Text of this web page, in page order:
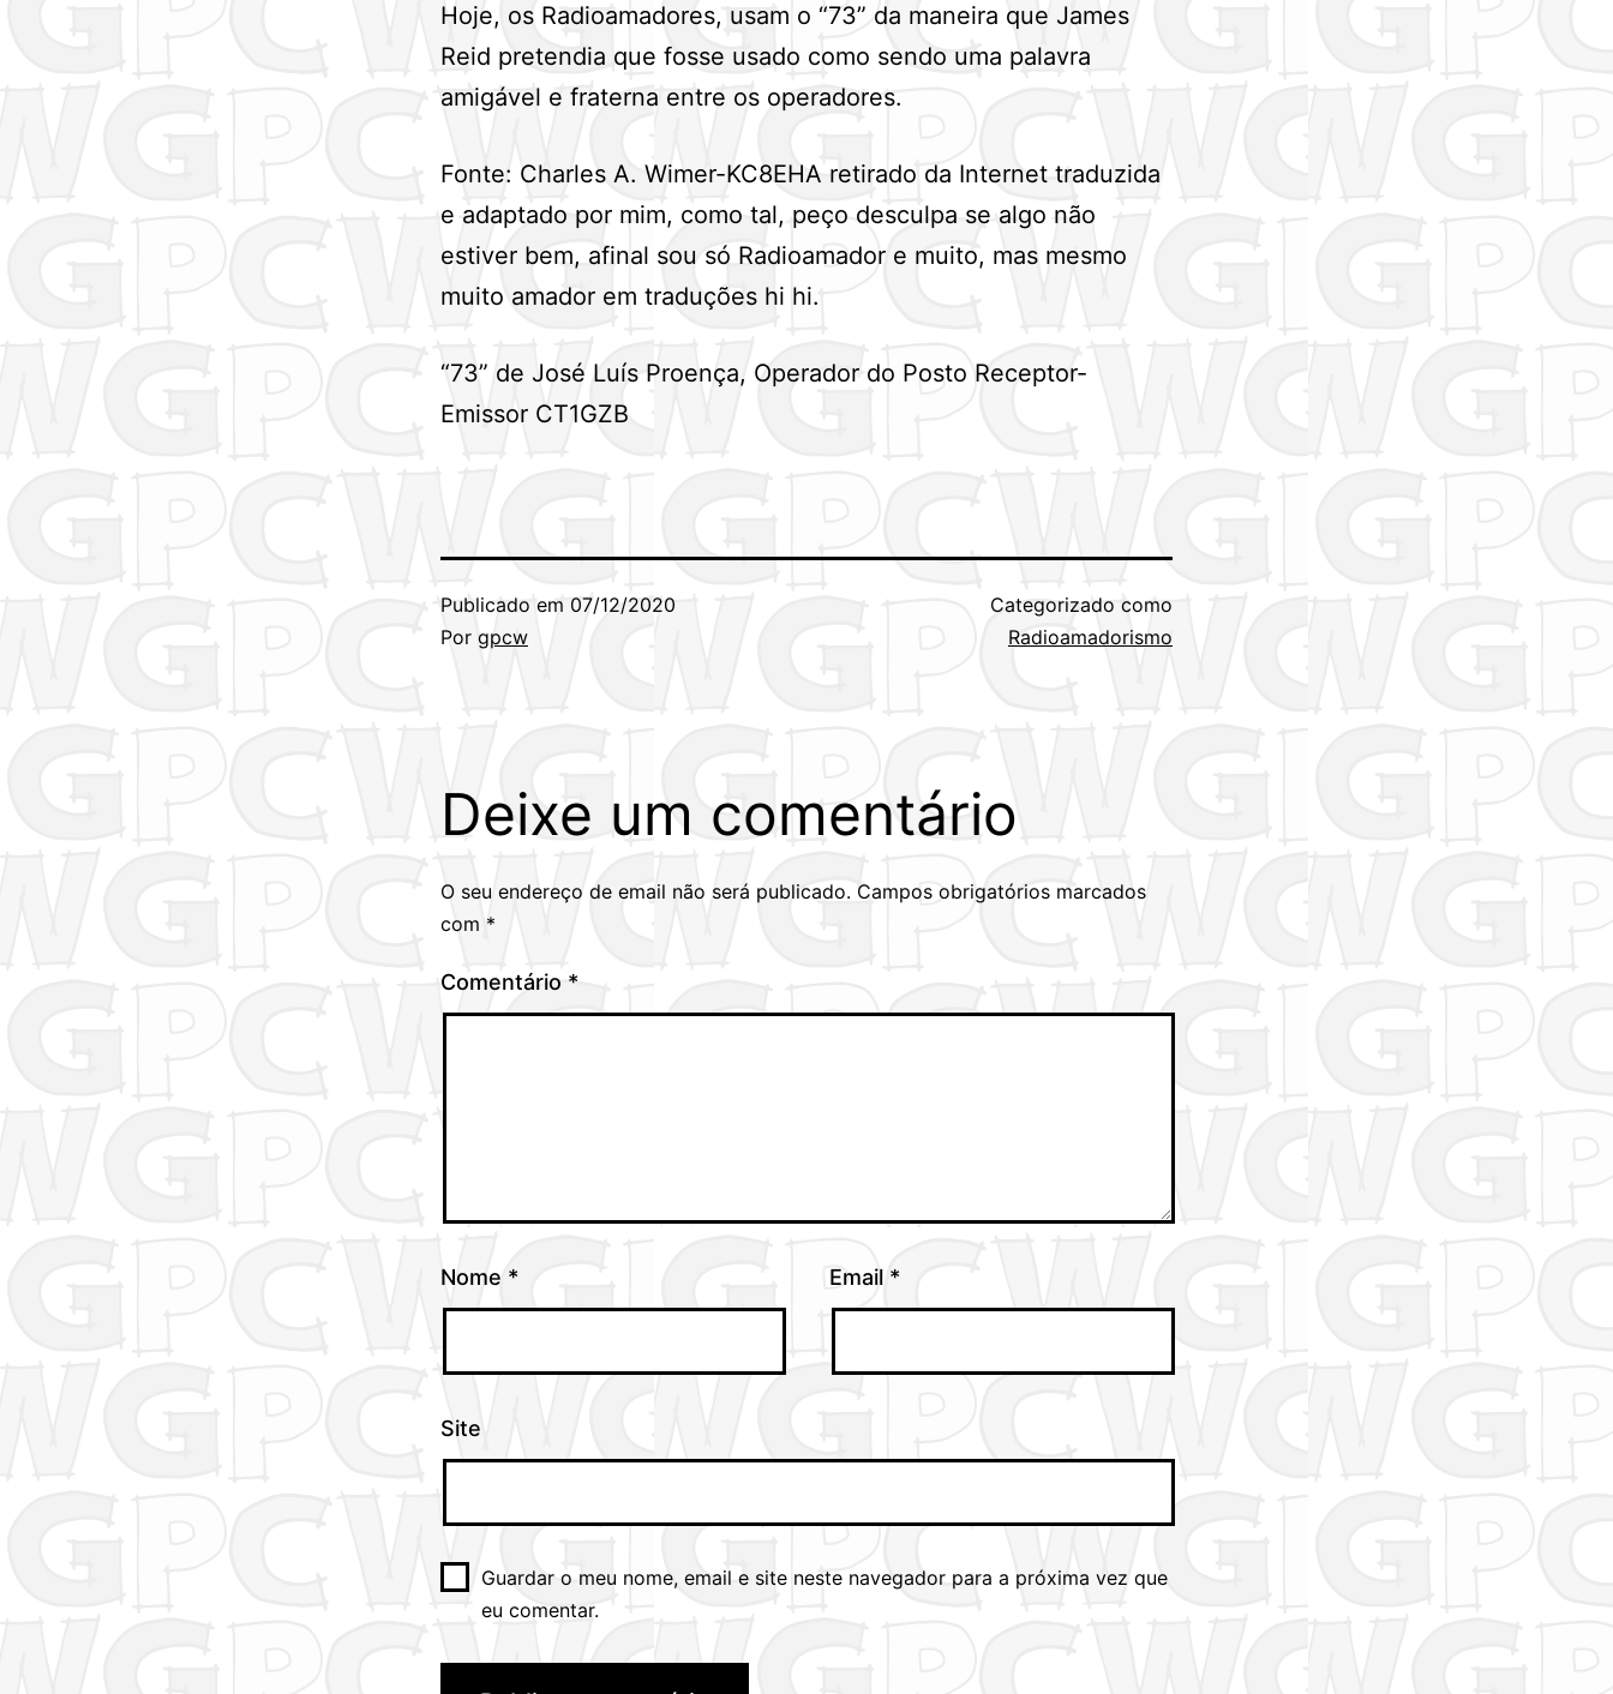
Hoje, os Radioamadores, usam o “73” da maneira que James
Reid pretendia que fosse usado como sendo uma palavra
amigável e fraterna entre os operadores.
Fonte: Charles A. Wimer-KC8EHA retirado da Internet traduzida
e adaptado por mim, como tal, peço desculpa se algo não
estiver bem, afinal sou só Radioamador e muito, mas mesmo
muito amador em traduções hi hi.
“73” de José Luís Proença, Operador do Posto Receptor-
Emissor CT1GZB
Publicado em 07/12/2020
Por gpcw
Categorizado como
Radioamadorismo
Deixe um comentário
O seu endereço de email não será publicado. Campos obrigatórios marcados
com *
Comentário *
Nome * Email *
Site
Guardar o meu nome, email e site neste navegador para a próxima vez que
eu comentar.